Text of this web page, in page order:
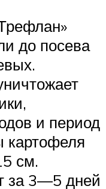
до посева
и период
картофеля
см.
за 3—5 дней